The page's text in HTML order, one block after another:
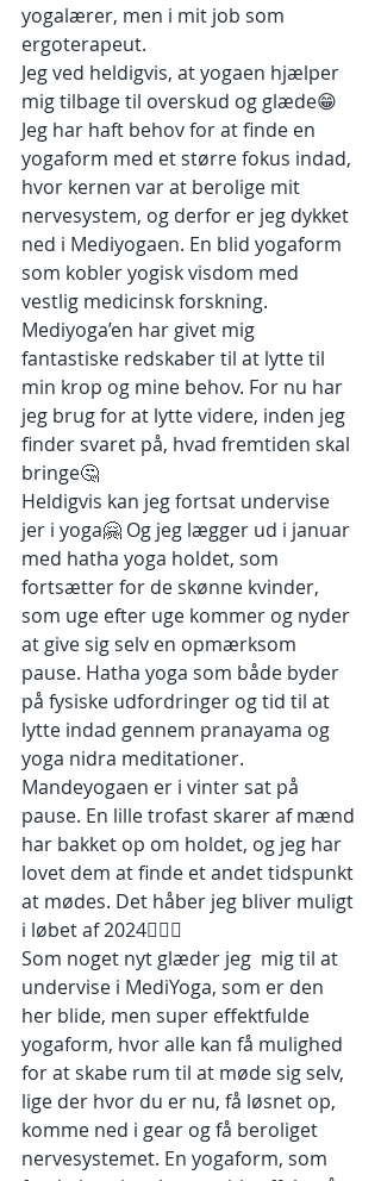
yogalærer, men i mit job som
ergoterapeut.
Jeg ved heldigvis, at yogaen hjælper
mig tilbage til overskud og glæde😁
Jeg har haft behov for at finde en
yogaform med et større fokus indad,
hvor kernen var at berolige mit
nervesystem, og derfor er jeg dykket
ned i Mediyogaen. En blid yogaform
som kobler yogisk visdom med
vestlig medicinsk forskning.
Mediyoga’en har givet mig
fantastiske redskaber til at lytte til
min krop og mine behov. For nu har
jeg brug for at lytte videre, inden jeg
finder svaret på, hvad fremtiden skal
bringe🤔
Heldigvis kan jeg fortsat undervise
jer i yoga🤗 Og jeg lægger ud i januar
med hatha yoga holdet, som
fortsætter for de skønne kvinder,
som uge efter uge kommer og nyder
at give sig selv en opmærksom
pause. Hatha yoga som både byder
på fysiske udfordringer og tid til at
lytte indad gennem pranayama og
yoga nidra meditationer.
Mandeyogaen er i vinter sat på
pause. En lille trofast skarer af mænd
har bakket op om holdet, og jeg har
lovet dem at finde et andet tidspunkt
at mødes. Det håber jeg bliver muligt
i løbet af 2024🧘🏻‍♂️
Som noget nyt glæder jeg  mig til at
undervise i MediYoga, som er den
her blide, men super effektfulde
yogaform, hvor alle kan få mulighed
for at skabe rum til at møde sig selv,
lige der hvor du er nu, få løsnet op,
komme ned i gear og få beroliget
nervesystemet. En yogaform, som